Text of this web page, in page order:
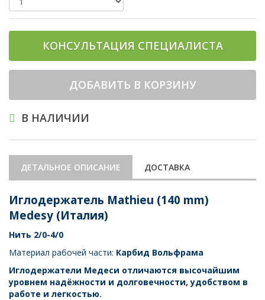
КОНСУЛЬТАЦИЯ СПЕЦИАЛИСТА
ДОБАВИТЬ В КОРЗИНУ
В НАЛИЧИИ
ДЕТАЛЬНОЕ ОПИСАНИЕ ДОСТАВКА
Иглодержатель Mathieu (140 mm)
Medesy (Италия)
Нить 2/0-4/0
Материал рабочей части: Карбид Вольфрама
Иглодержатели Медеси отличаются высочайшим
уровнем надёжности и долговечности, удобством в
работе и легкостью.